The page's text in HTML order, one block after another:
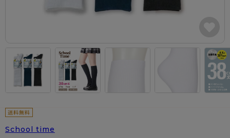
- 柄ストッキング
- 着圧ストッキング
- パンティ部レスストッキング
タイツ
- 無地タイツ
- 柄タイツ
- ノンワイヤーブラ
- ブラトップ
ショーツ
- レギュラーショーツ
- サニタリーショーツ
- ガードル・補正ショーツ
ボトムス
ルームウェア・パジャマ
アクティブ・スポーツ
- スポーツブラ
- スポーツトップス
- スポーツボトムス
スニーカー丈・くるぶし丈ソックス
ボクサー
Tバック・ビキニ
肌着・インナー
ボトムス
ルームウェア・パジャマ
クルー・レギュラー丈ソックス
ハイソックス
スクールソックス
ノンワイヤーブラ
スポーツブラ
ショーツ
レギュラーショーツ
サニタリーショーツ
ボクサー
アスティーグ
スゴスト
フェイクタイツ
hotto comfort
Atsugi COLORS
BT
商品選びのお手伝い
私に似合う、ストッキング選び
タイツの選び方
ご利用ガイド
はじめての方へ
よくある質問（FAQ）
サイズ表
お支払い方法について
School time